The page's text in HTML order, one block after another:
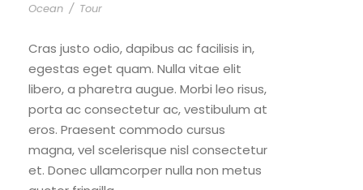
Ocean / Tour
Cras justo odio, dapibus ac facilisis in,
egestas eget quam. Nulla vitae elit
libero, a pharetra augue. Morbi leo risus,
porta ac consectetur ac, vestibulum at
eros. Praesent commodo cursus
magna, vel scelerisque nisl consectetur
et. Donec ullamcorper nulla non metus